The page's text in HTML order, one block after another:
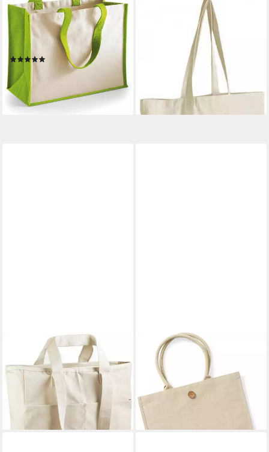
WESTFORD MILL
Einkaufsshopper Printers'
Jute Classic Shopper - 42 x
15,29 €
lieferbar - in 4-5 Werktagen bei dir
WESTFORD MILL
Einkaufsshopper Organic
Cotton Wave Print Maxi Bag
lieferbar - in 4-5 Werktagen bei dir
WESTFORD MILL
Sporttasche Double Handle
Cargo Pocket Bag Tasche
lieferbar - in 4-5 Werktagen bei dir
WESTFORD MILL
Einkaufsshopper Baumwoll-
Jute Shopper
15,95 €
lieferbar - in 5-6 Werktagen bei dir